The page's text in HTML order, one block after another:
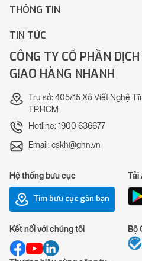
THÔNG TIN
TIN TỨC
CÔNG TY CỔ PHẦN
GIAO HÀNG NHANH
Trụ sở: 405/15 Xô Viết Nghệ
TP.HCM
Hotline: 1900 636677
Email: cskh@ghn.vn
Hệ thống bưu cục
Tìm bưu cục gần bạn
Tải
Kết nối với chúng tôi Bộ